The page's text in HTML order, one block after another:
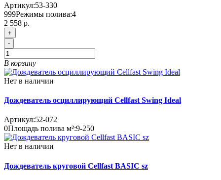
Артикул:53-330
999Режимы полива:4
2 558 р.
+
-
В корзину
Нет в наличии
Дождеватель осциллирующий Cellfast Swing Ideal
Артикул:52-072
0Площадь полива м²:9-250
Нет в наличии
Дождеватель круговой Cellfast BASIC sz